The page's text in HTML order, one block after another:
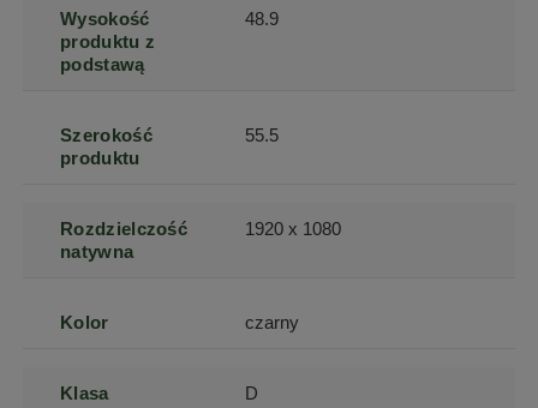
Wysokość
produktu z
podstawą
48.9
Szerokość
produktu
55.5
Rozdzielczość
natywna
1920 x 1080
Kolor czarny
Klasa D